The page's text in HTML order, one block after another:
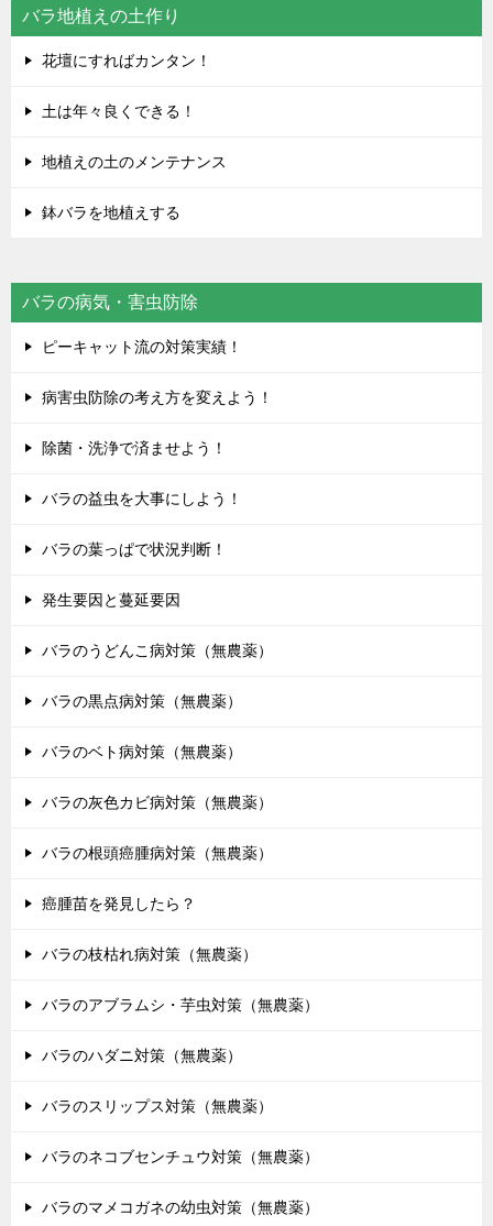
バラ地植えの土作り
花壇にすればカンタン！
土は年々良くできる！
地植えの土のメンテナンス
鉢バラを地植えする
バラの病気・害虫防除
ピーキャット流の対策実績！
病害虫防除の考え方を変えよう！
除菌・洗浄で済ませよう！
バラの益虫を大事にしよう！
バラの葉っぱで状況判断！
発生要因と蔓延要因
バラのうどんこ病対策（無農薬）
バラの黒点病対策（無農薬）
バラのベト病対策（無農薬）
バラの灰色カビ病対策（無農薬）
バラの根頭癌腫病対策（無農薬）
癌腫苗を発見したら？
バラの枝枯れ病対策（無農薬）
バラのアブラムシ・芋虫対策（無農薬）
バラのハダニ対策（無農薬）
バラのスリップス対策（無農薬）
バラのネコブセンチュウ対策（無農薬）
バラのマメコガネの幼虫対策（無農薬）